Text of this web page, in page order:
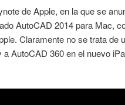
de Apple, en la que se
AutoCAD 2014 para Mac,
Claramente no se trata de
AutoCAD 360 en el nuevo